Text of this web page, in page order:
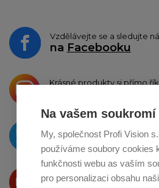
Vzdělávejte se a sledujte
na Facebooku
Krásné produkty si přímo
O novinkách píšeme
naTwitteru
Produkty Vám
Na vašem
My, společnost Profi Vision
používáme soubory cookies
funkčnosti webu as vaším
pro personalizaci obsahu